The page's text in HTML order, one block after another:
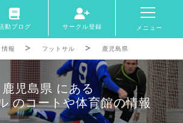
動ブログ サークル登録 メニュー
報 フットサル 鹿児島県
鹿児島県 にある
のコートや体育館の情報